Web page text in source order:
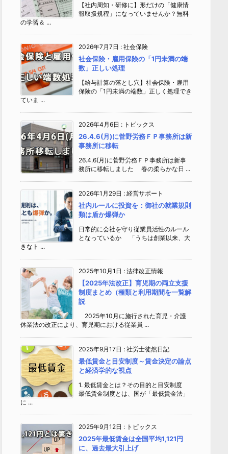
【社内周知・研修に】形だけの「健康情
報取扱規程」になっていませんか？無料
の学習＆ ...
2026年7月7日 : 社会保険
社会保険・雇用保険の「1円未満の端
数」正しい処理
【給与計算の落とし穴】社会保険・雇用
保険の「1円未満の端数」正しく処理でき
ていま ...
2026年4月6日 : トピックス
26.4.6(月)に菅野労務ＦＰ事務所は新
事務所に移転
26.4.6(月)に菅野労務ＦＰ事務所は新事
務所に移転しました 春の柔らかな日 ...
2026年1月29日 : 経営サポート
社内ルールに投資を：御社の就業規則
類は盾か爆弾か
日常的に会社を守り従業員活性のルール
となっているか 「うちは創業以来、大
きなト ...
2025年10月1日 : 法律改正情報
【2025年法改正】育児期の両立支援
制度まとめ（種類と利用期間を一覧解
説
2025年10月に施行された育児・介護
休業法の改正により、育児期における従業員 ...
2025年9月17日 : 社労士徒然日記
最低賃金と目安制度～賃金決定の論点
と経済学的な視点
1. 最低賃金とは？その目的と目安制度
最低賃金制度とは、国が「最低賃金法」
に ...
2025年9月12日 : トピックス
2025年最低賃金は全国平均1,121円
に、過去最大引上げ